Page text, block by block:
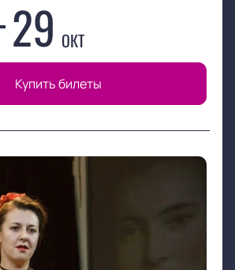
29 ОКТ
Купить билеты